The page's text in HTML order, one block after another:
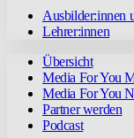
Ausbilder:innen
Lehrer:innen
Übersicht
Media For You
Media For You
Partner werden
Podcast